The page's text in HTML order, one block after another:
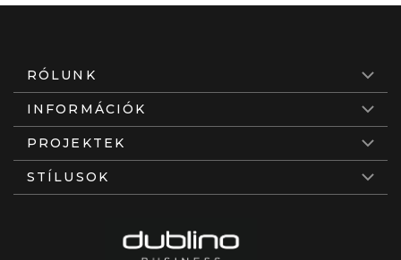
RÓLUNK
INFORMÁCIÓK
PROJEKTEK
STÍLUSOK